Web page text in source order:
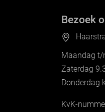
Bezoek
Maandag t/
Zaterdag
Donderdag
KvK-